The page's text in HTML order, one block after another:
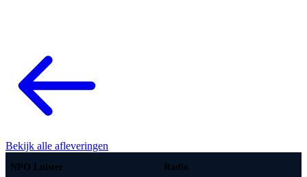
Bekijk alle afleveringen
NPO Luister Radio